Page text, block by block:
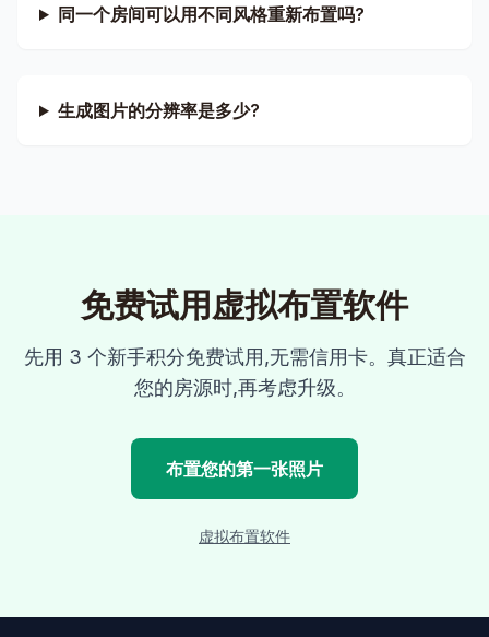
同一个房间可以用不同风格重新布置吗?
生成图片的分辨率是多少?
免费试用虚拟布置软件
先用 3 个新手积分免费试用,无需信用卡。真正适合
您的房源时,再考虑升级。
布置您的第一张照片
虚拟布置软件